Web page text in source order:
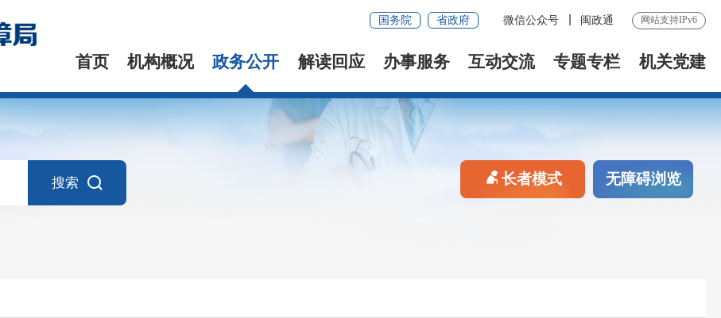
国务院 省政府 微信公众号 闽政通 网站支持IPv6
首页 机构概况 政务公开 解读回应 办事服务 互动交流 专题专栏 机关党建
搜索 长者模式 无障碍浏览